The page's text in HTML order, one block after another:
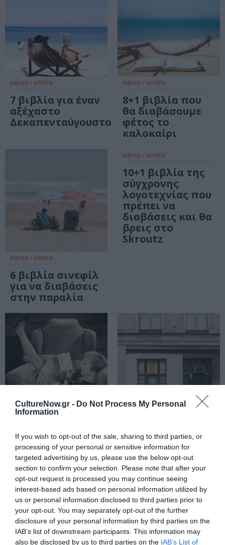
CultureNow.gr - Do Not Process My Personal
Information
If you wish to opt-out of the sale, sharing to third parties, or
processing of your personal or sensitive information for
targeted advertising by us, please use the below opt-out
section to confirm your selection. Please note that after your
opt-out request is processed you may continue seeing
interest-based ads based on personal information utilized by
us or personal information disclosed to third parties prior to
your opt-out. You may separately opt-out of the further
disclosure of your personal information by third parties on the
IAB’s list of downstream participants. This information may
also be disclosed by us to third parties on the IAB’s List of
ΒΙΒΛΙΟ / ΑΡΘΡΑ
7 βιβλία για έναν
αξέχαστο
Δεκαπενταύγουστο
ΒΙΒΛΙΟ / ΑΡΘΡΑ
8+1 βιβλία που
θα διαβάσουμε
φέτος το
καλοκαίρι
ΒΙΒΛΙΟ / ΑΡΘΡΑ
6 βιβλία σινεφίλ
για να διαβάσεις
στην παραλία
ΒΙΒΛΙΟ / ΑΡΘΡΑ
10+1 βιβλία της
σύγχρονης
λογοτεχνίας που
πρέπει να
διαβάσεις και θα
βρεις στο
Skroutz
Καλοκαίρι με
Σασπένς: Τρεις
ιστορίες που δε
θα θέλεις να
τελειώσουν –
Προτάσεις με
βιβλία
Μπράνιμιρ
Στσεπάνοβιτς –
Ντανίλο Κις: Η
μεγάλη σχολή
της συντομίας